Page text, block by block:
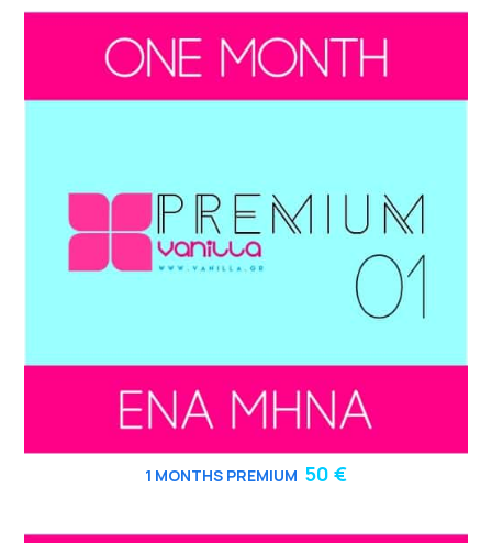
1 MONTHS PREMIUM 50 €